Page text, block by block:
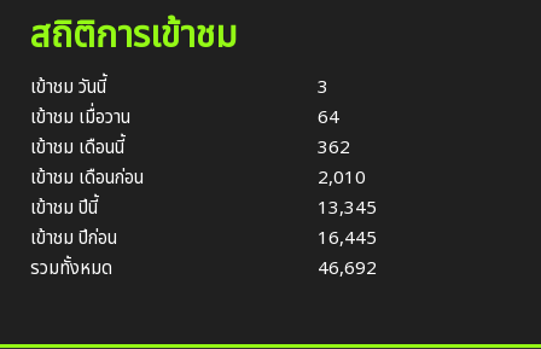
สถิติการเข้าชม
เข้าชม วันนี้
3
เข้าชม เมื่อวาน
64
เข้าชม เดือนนี้
362
เข้าชม เดือนก่อน
2,010
เข้าชม ปีนี้
13,345
เข้าชม ปีก่อน
16,445
รวมทั้งหมด
46,692